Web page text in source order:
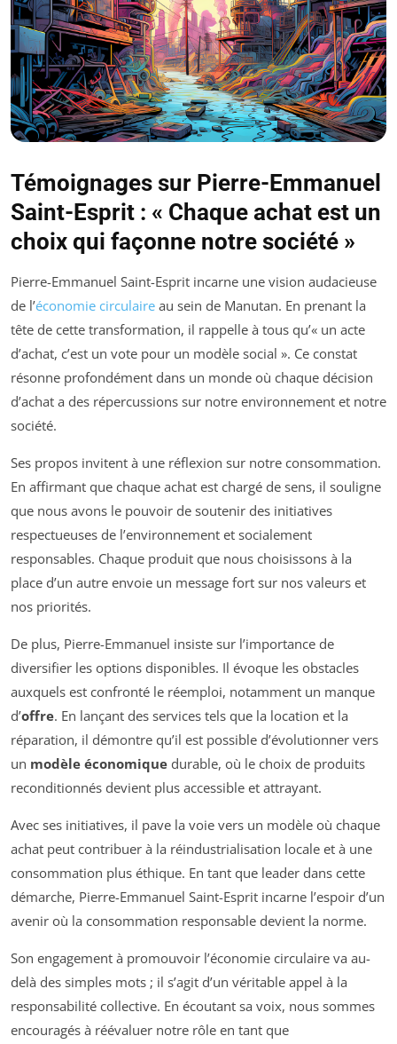
Témoignages sur Pierre-Emmanuel
Saint-Esprit : « Chaque achat est un
choix qui façonne notre société »
Pierre-Emmanuel Saint-Esprit incarne une vision audacieuse
de l’économie circulaire au sein de Manutan. En prenant la
tête de cette transformation, il rappelle à tous qu’« un acte
d’achat, c’est un vote pour un modèle social ». Ce constat
résonne profondément dans un monde où chaque décision
d’achat a des répercussions sur notre environnement et notre
société.
Ses propos invitent à une réflexion sur notre consommation.
En affirmant que chaque achat est chargé de sens, il souligne
que nous avons le pouvoir de soutenir des initiatives
respectueuses de l’environnement et socialement
responsables. Chaque produit que nous choisissons à la
place d’un autre envoie un message fort sur nos valeurs et
nos priorités.
De plus, Pierre-Emmanuel insiste sur l’importance de
diversifier les options disponibles. Il évoque les obstacles
auxquels est confronté le réemploi, notamment un manque
d’offre. En lançant des services tels que la location et la
réparation, il démontre qu’il est possible d’évolutionner vers
un modèle économique durable, où le choix de produits
reconditionnés devient plus accessible et attrayant.
Avec ses initiatives, il pave la voie vers un modèle où chaque
achat peut contribuer à la réindustrialisation locale et à une
consommation plus éthique. En tant que leader dans cette
démarche, Pierre-Emmanuel Saint-Esprit incarne l’espoir d’un
avenir où la consommation responsable devient la norme.
Son engagement à promouvoir l’économie circulaire va au-
delà des simples mots ; il s’agit d’un véritable appel à la
responsabilité collective. En écoutant sa voix, nous sommes
encouragés à réévaluer notre rôle en tant que